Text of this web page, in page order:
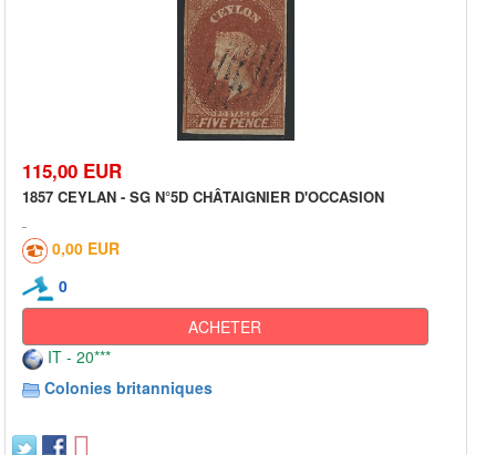
115,00 EUR
1857 CEYLAN - SG N°5D CHÂTAIGNIER D'OCCASION
0,00 EUR
0
ACHETER
IT - 20***
Colonies britanniques